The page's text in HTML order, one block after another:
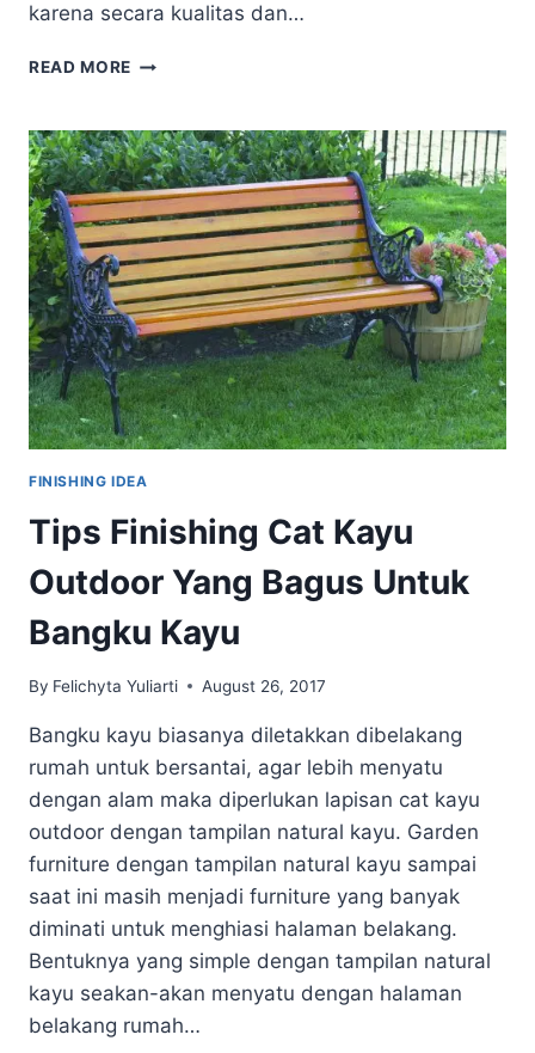
karena secara kualitas dan…
READ MORE TIPS
INTERIOR
UNTUK
RUANGAN
BERGAYA
MINIMALIS
AGAR
LEGA
FINISHING IDEA
Tips Finishing Cat Kayu
Outdoor Yang Bagus Untuk
Bangku Kayu
By Felichyta Yuliarti August 26, 2017
Bangku kayu biasanya diletakkan dibelakang
rumah untuk bersantai, agar lebih menyatu
dengan alam maka diperlukan lapisan cat kayu
outdoor dengan tampilan natural kayu. Garden
furniture dengan tampilan natural kayu sampai
saat ini masih menjadi furniture yang banyak
diminati untuk menghiasi halaman belakang.
Bentuknya yang simple dengan tampilan natural
kayu seakan-akan menyatu dengan halaman
belakang rumah…